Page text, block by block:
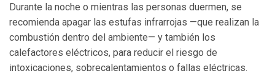
Durante la noche o mientras las personas duermen, se
recomienda apagar las estufas infrarrojas —que realizan la
combustión dentro del ambiente— y también los
calefactores eléctricos, para reducir el riesgo de
intoxicaciones, sobrecalentamientos o fallas eléctricas.